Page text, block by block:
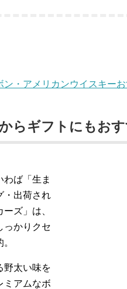
ン・アメリカンウイスキー
らギフトにもお
ば「生ま
・出荷され
ズ」は、
っかりクセ
野太い味を
ミアムなボ